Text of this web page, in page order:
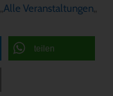
Alle Veranstaltungen„
teilen